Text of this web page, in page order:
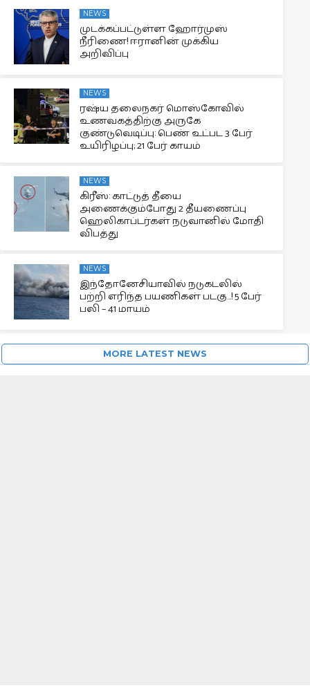
NEWS
முடக்கப்பட்டுள்ள ஹோர்முஸ்
நீரிணை! ஈரானின் முக்கிய
அறிவிப்பு
NEWS
ரஷ்ய தலைநகர் மொஸ்கோவில்
உணவகத்திற்கு அருகே
குண்டுவெடிப்பு: பெண் உட்பட 3 பேர்
உயிரிழப்பு; 21 பேர் காயம்
NEWS
கிரீஸ்: காட்டுத் தீயை
அணைக்கும்போது 2 தீயணைப்பு
ஹெலிகாப்டர்கள் நடுவானில் மோதி
விபத்து
NEWS
இந்தோனேசியாவில் நடுகடலில்
பற்றி எரிந்த பயணிகள் படகு…! 5 பேர்
பலி – 41 மாயம்
MORE LATEST NEWS